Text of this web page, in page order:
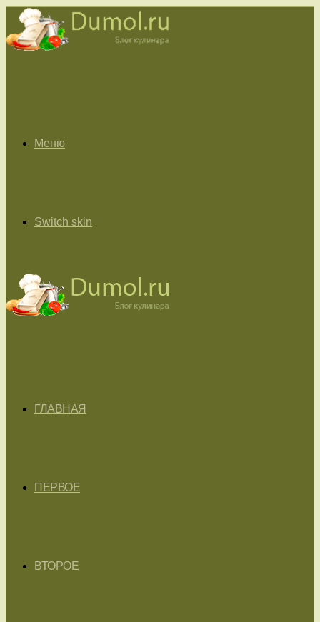
Меню
Switch skin
ГЛАВНАЯ
ПЕРВОЕ
ВТОРОЕ